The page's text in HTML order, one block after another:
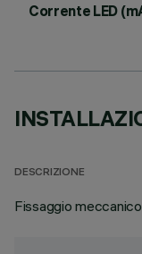
Corrente LED
DESCRIZIONE
Fissaggio